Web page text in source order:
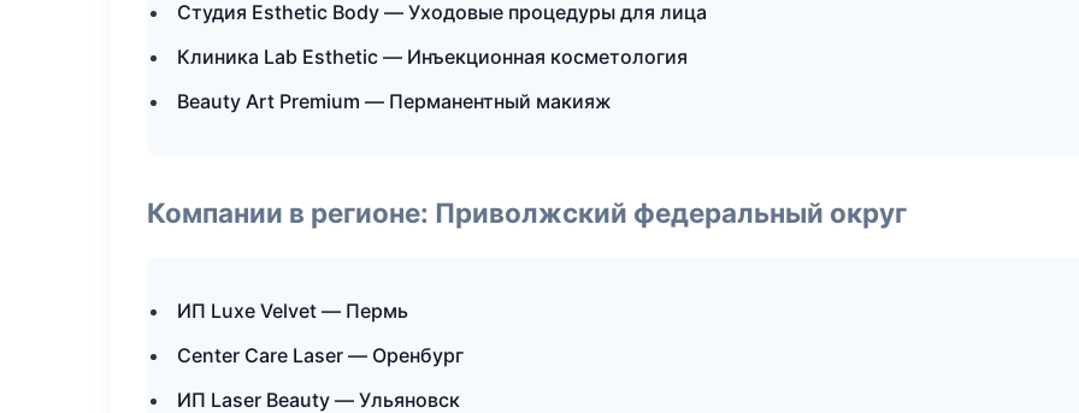
Студия Esthetic Body — Уходовые процедуры для лица
Клиника Lab Esthetic — Инъекционная косметология
Beauty Art Premium — Перманентный макияж
Компании в регионе: Приволжский федеральный округ
ИП Luxe Velvet — Пермь
Center Care Laser — Оренбург
ИП Laser Beauty — Ульяновск